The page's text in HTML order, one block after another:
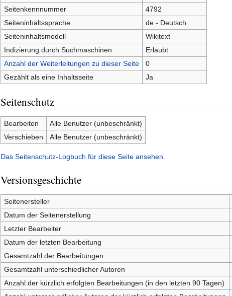
Seitenkennnummer
4792
Seiteninhaltssprache
de - Deutsch
Seiteninhaltsmodell
Wikitext
Indizierung durch Suchmaschinen
Erlaubt
Anzahl der Weiterleitungen zu dieser Seite
0
Gezählt als eine Inhaltsseite
Ja
Seitenschutz
Bearbeiten
Alle Benutzer (unbeschränkt)
Verschieben
Alle Benutzer (unbeschränkt)
Das Seitenschutz-Logbuch für diese Seite ansehen.
Versionsgeschichte
Seitenersteller
Datum der Seitenerstellung
Letzter Bearbeiter
Datum der letzten Bearbeitung
Gesamtzahl der Bearbeitungen
Gesamtzahl unterschiedlicher Autoren
Anzahl der kürzlich erfolgten Bearbeitungen (in den letzten 90 Tagen)